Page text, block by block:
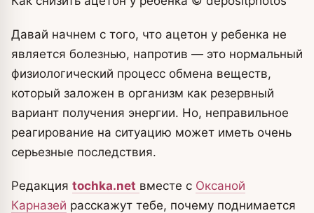
Давай начнем с того, что ацетон у ребенка не
является болезнью, напротив — это нормальный
физиологический процесс обмена веществ,
который заложен в организм как резервный
вариант получения энергии. Но, неправильное
реагирование на ситуацию может иметь очень
серьезные последствия.
Редакция tochka.net вместе с Оксаной
Карназей расскажут тебе, почему поднимается